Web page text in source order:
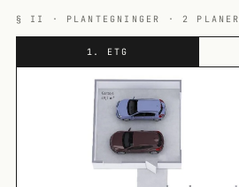
§ II · PLANTEGNINGER · 2 PLANER
1. ETG